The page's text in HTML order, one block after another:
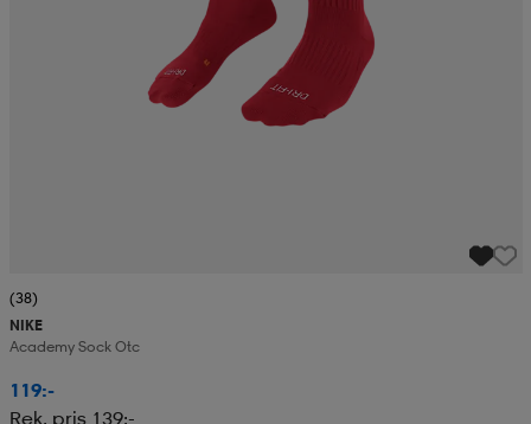
(38)
NIKE
Academy Sock Otc
119:-
Rek. pris 139:-